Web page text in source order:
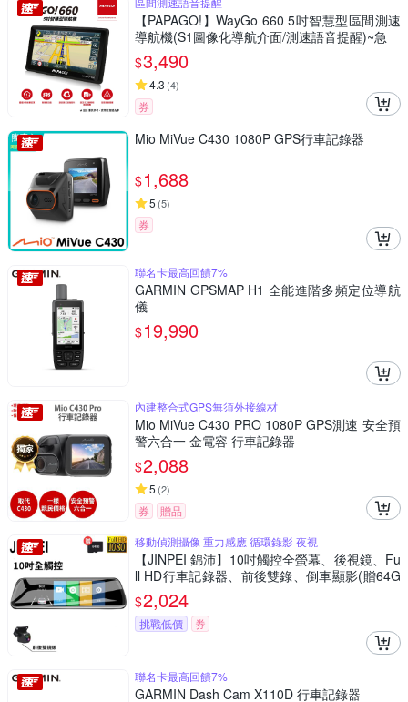
【PAPAGO!】WayGo 660 5吋智慧型區間測速
導航機(S1圖像化導航介面/測速語音提醒)~急
$3,490
4.3 (4)
券
Mio MiVue C430 1080P GPS行車記錄器
$1,688
5 (5)
券
聯名卡最高回饋7%
GARMIN GPSMAP H1 全能進階多頻定位導航
儀
$19,990
內建整合式GPS無須外接線材
Mio MiVue C430 PRO 1080P GPS測速 安全預
警六合一 金電容 行車記錄器
$2,088
5 (2)
券
贈品
移動偵測攝像 重力感應 循環錄影 夜視
【JINPEI 錦沛】10吋觸控全螢幕、後視鏡、Fu
ll HD行車記錄器、前後雙錄、倒車顯影(贈64G
B)
$2,024
挑戰低價 券
聯名卡最高回饋7%
GARMIN Dash Cam X110D 行車記錄器